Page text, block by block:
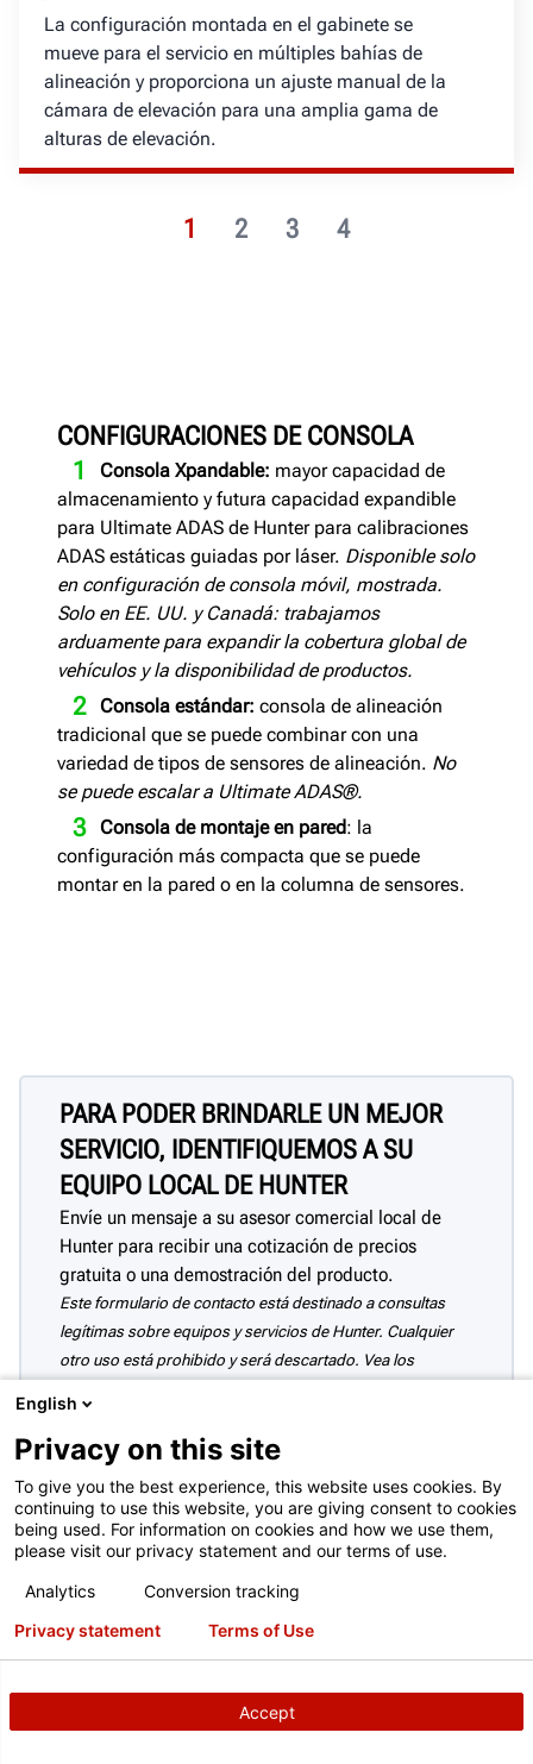
1 2 3 4
La configuración montada en el gabinete se
mueve para el servicio en múltiples bahías de
alineación y proporciona un ajuste manual de la
cámara de elevación para una amplia gama de
alturas de elevación.
CONFIGURACIONES DE CONSOLA
Consola Xpandable: mayor capacidad de
almacenamiento y futura capacidad expandible
para Ultimate ADAS de Hunter para calibraciones
ADAS estáticas guiadas por láser. Disponible solo
en configuración de consola móvil, mostrada.
Solo en EE. UU. y Canadá: trabajamos
arduamente para expandir la cobertura global de
vehículos y la disponibilidad de productos.
Consola estándar: consola de alineación
tradicional que se puede combinar con una
variedad de tipos de sensores de alineación. No
se puede escalar a Ultimate ADAS®.
Consola de montaje en pared: la
configuración más compacta que se puede
montar en la pared o en la columna de sensores.
PARA PODER BRINDARLE UN MEJOR
SERVICIO, IDENTIFIQUEMOS A SU
EQUIPO LOCAL DE HUNTER
Envíe un mensaje a su asesor comercial local de
Hunter para recibir una cotización de precios
gratuita o una demostración del producto.
Este formulario de contacto está destinado a consultas
legítimas sobre equipos y servicios de Hunter. Cualquier
otro uso está prohibido y será descartado. Vea los
CALCULE SUS BENEFICIOS Y
English
Privacy on this site
To give you the best experience, this website uses cookies. By
continuing to use this website, you are giving consent to cookies
being used. For information on cookies and how we use them,
please visit our privacy statement and our terms of use.
Analytics
Conversion tracking
Accept
Privacy statement Terms of Use